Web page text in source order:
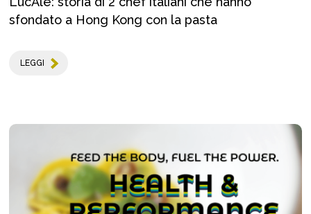
sfondato a Hong Kong con la pasta
LEGGI